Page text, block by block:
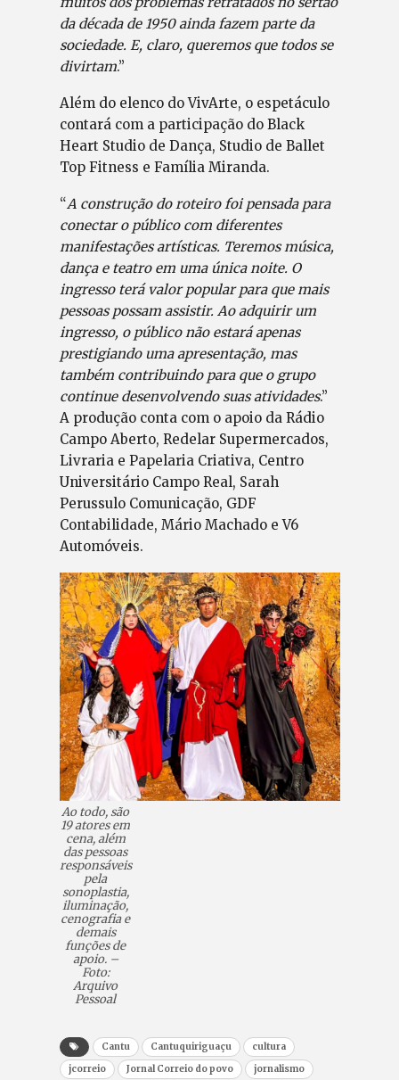
da década de 1950 ainda fazem parte da
sociedade. E, claro, queremos que todos se
divirtam.”
Além do elenco do VivArte, o espetáculo
contará com a participação do Black
Heart Studio de Dança, Studio de Ballet
Top Fitness e Família Miranda.
“A construção do roteiro foi pensada para
conectar o público com diferentes
manifestações artísticas. Teremos música,
dança e teatro em uma única noite. O
ingresso terá valor popular para que mais
pessoas possam assistir. Ao adquirir um
ingresso, o público não estará apenas
prestigiando uma apresentação, mas
também contribuindo para que o grupo
continue desenvolvendo suas atividades.”
A produção conta com o apoio da Rádio
Campo Aberto, Redelar Supermercados,
Livraria e Papelaria Criativa, Centro
Universitário Campo Real, Sarah
Perussulo Comunicação, GDF
Contabilidade, Mário Machado e V6
Automóveis.
Ao todo, são
19 atores em
cena, além
das pessoas
responsáveis
pela
sonoplastia,
iluminação,
cenografia e
demais
funções de
apoio. –
Foto:
Arquivo
Pessoal
Cantu Cantuquiriguaçu
cultura
jcorreio
Jornal Correio do povo
jornalismo